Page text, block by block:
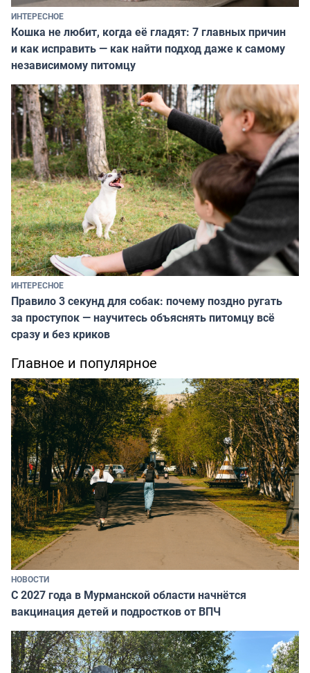
ИНТЕРЕСНОЕ
Кошка не любит, когда её гладят: 7 главных причин
и как исправить — как найти подход даже к самому
независимому питомцу
ИНТЕРЕСНОЕ
Правило 3 секунд для собак: почему поздно ругать
за проступок — научитесь объяснять питомцу всё
сразу и без криков
Главное и популярное
НОВОСТИ
С 2027 года в Мурманской области начнётся
вакцинация детей и подростков от ВПЧ